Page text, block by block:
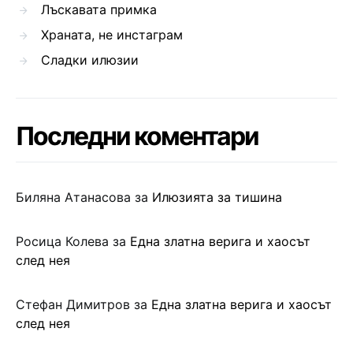
Лъскавата примка
Храната, не инстаграм
Сладки илюзии
Последни коментари
Биляна Атанасова за Илюзията за тишина
Росица Колева за Една златна верига и хаосът
след нея
Стефан Димитров за Една златна верига и хаосът
след нея